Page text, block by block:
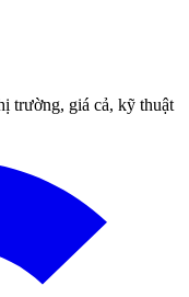
trường, giá cả, kỹ thuật